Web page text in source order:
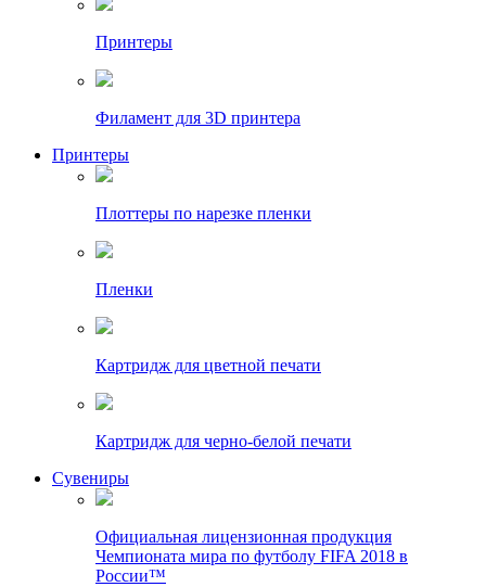
Принтеры
Филамент для 3D принтера
Принтеры
Плоттеры по нарезке пленки
Пленки
Картридж для цветной печати
Картридж для черно-белой печати
Сувениры
Официальная лицензионная продукция
Чемпионата мира по футболу FIFA 2018 в
России™